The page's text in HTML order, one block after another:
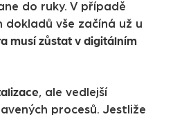
do ruky. V případě
dokladů vše začíná už u
musí zůstat v digitálním
, ale vedlejší
procesů. Jestliže